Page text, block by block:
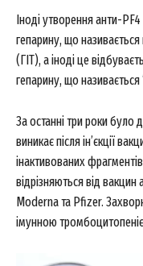
Іноді утворення анти-
гепарину, що
(ГІТ), а іноді це
гепарину, що називається
За останні три роки
виникає після ін’єкції
інактивованих
відрізняються від
Moderna та Pfizer.
імунною